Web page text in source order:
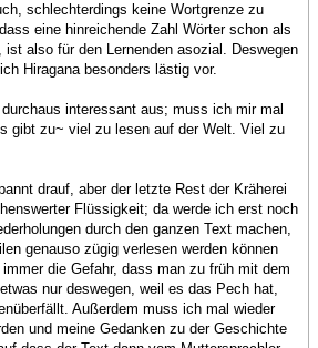
schlechterdings keine Wortgrenze zu
eine hinreichende Zahl Wörter schon als
also für den Lernenden asozial. Deswegen
Hiragana besonders lästig vor.
interessant aus; muss ich mir mal
gibt zu~ viel zu lesen auf der Welt. Viel zu
drauf, aber der letzte Rest der Kräherei
Flüssigkeit; da werde ich erst noch
durch den ganzen Text machen,
genauso zügig verlesen werden können
die Gefahr, dass man zu früh mit dem
nur deswegen, weil es das Pech hat,
Außerdem muss ich mal wieder
und meine Gedanken zu der Geschichte